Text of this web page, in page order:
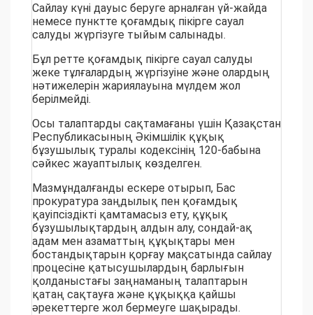
Сайлау күнi дауыс беруге арналған үй-жайда
немесе пунктте қоғамдық пiкiрге сауал
салуды жүргізуге тыйым салынады.
Бұл ретте қоғамдық пікірге сауал салуды
жеке тұлғалардың жүргізуіне және олардың
нәтижелерін жариялауына мүлдем жол
берілмейді.
Осы талаптарды сақтамағаны үшін Қазақстан
Республикасының Әкімшілік құқық
бұзушылық туралы кодексінің 120-бабына
сәйкес жауаптылық көзделген.
Мазмұндалғанды ескере отырып, Бас
прокуратура заңдылық пен қоғамдық
қауіпсіздікті қамтамасыз ету, құқық
бұзушылықтардың алдын алу, сондай-ақ
адам мен азаматтың құқықтары мен
бостандықтарын қорғау мақсатында сайлау
процесіне қатысушылардың барлығын
қолданыстағы заңнаманың талаптарын
қатаң сақтауға және құқыққа қайшы
әрекеттерге жол бермеуге шақырады.